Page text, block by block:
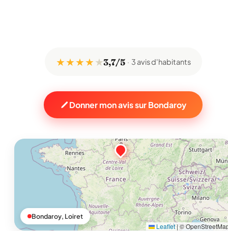
★ ★ ★ ★★3,7/5 3 avis d'habitants
Donner mon avis sur Bondaroy
Leaflet|©
Bondaroy, Loiret